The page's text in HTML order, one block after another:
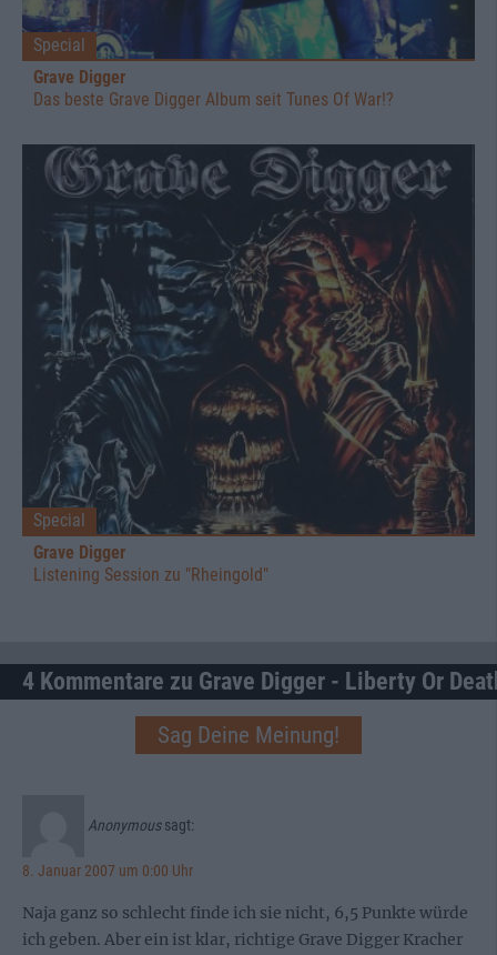
Special
Grave Digger
Das beste Grave Digger Album seit Tunes Of War!?
Special
Grave Digger
Listening Session zu "Rheingold"
4 Kommentare zu Grave Digger - Liberty Or
Sag Deine Meinung!
Anonymous sagt:
8. Januar 2007 um 0:00 Uhr
Naja ganz so schlecht finde ich sie nicht, 6,5 Punkte würde
ich geben. Aber ein ist klar, richtige Grave Digger Kracher